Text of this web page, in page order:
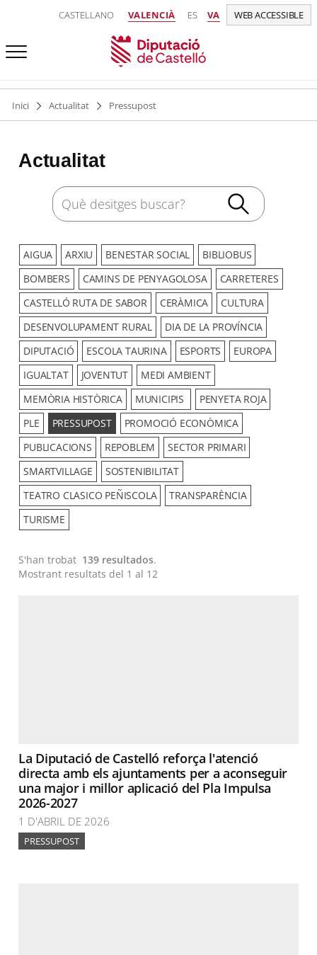
CASTELLANO VALENCIÀ ES VA WEB ACCESSIBLE
Inici Actualitat Pressupost
Actualitat
AIGUA ARXIU BENESTAR SOCIAL
BIBLIOBUS
BOMBERS
CAMINS DE PENYAGOLOSA
CARRETERES
CASTELLÓ RUTA DE SABOR
CERÀMICA
CULTURA
DESENVOLUPAMENT RURAL
DIA DE LA PROVÍNCIA
DIPUTACIÓ
ESCOLA TAURINA ESPORTS
EUROPA
IGUALTAT
JOVENTUT
MEDI AMBIENT
MEMÒRIA HISTÒRICA
MUNICIPIS
PENYETA ROJA
PLE
PRESSUPOST
PROMOCIÓ ECONÒMICA
PUBLICACIONS
REPOBLEM
SECTOR PRIMARI
SMARTVILLAGE
SOSTENIBILITAT
TEATRO CLASICO PEÑISCOLA
TRANSPARÈNCIA
TURISME
S'han trobat 139 resultados.
Mostrant resultats del 1 al 12
La Diputació de Castelló reforça l'atenció
directa amb els ajuntaments per a aconseguir
una major i millor aplicació del Pla Impulsa
2026-2027
1 D'ABRIL DE 2026
PRESSUPOST